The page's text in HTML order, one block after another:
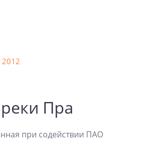
2012
Пра
при содействии ПАО